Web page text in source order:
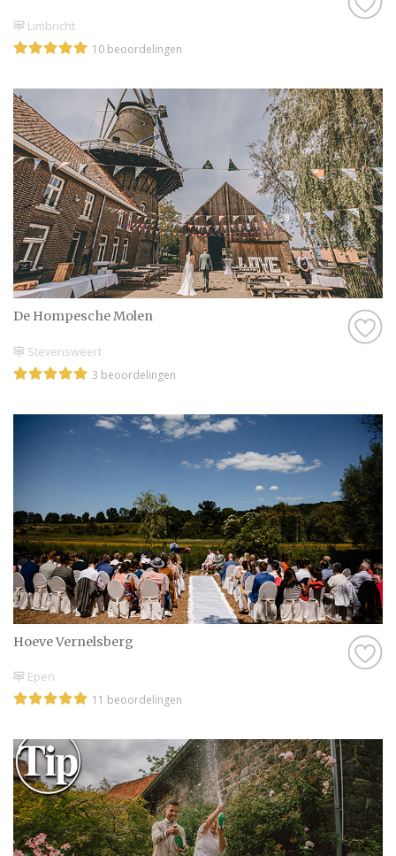
Limbricht
10 beoordelingen
De Hompesche Molen
Stevensweert
3 beoordelingen
Hoeve Vernelsberg
Epen
11 beoordelingen